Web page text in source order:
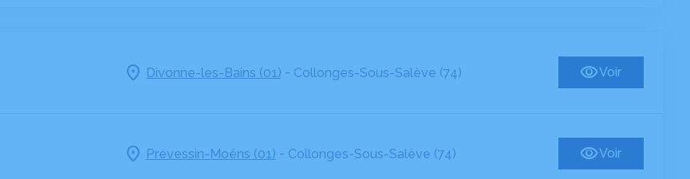
Divonne-les-Bains (01) - Collonges-Sous-Salève (74) Voir
Prévessin-Moëns (01) - Collonges-Sous-Salève (74) Voir